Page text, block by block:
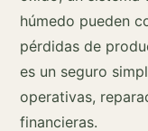
húmedo pueden
pérdidas de
es un seguro
operativas,
financieras.